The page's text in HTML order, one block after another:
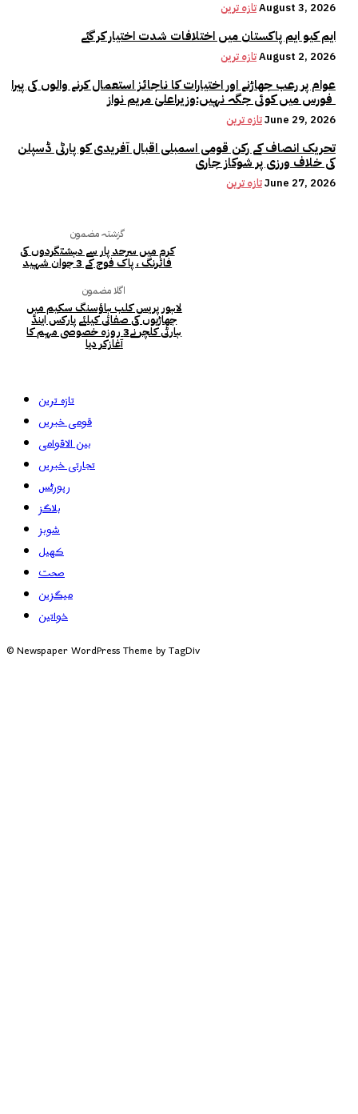
تازہ ترینAugust 3, 2026
ایم کیو ایم پاکستان میں اختلافات شدت اختیار کر گئے
تازہ ترینAugust 2, 2026
عوام پر رعب جھاڑنے اور اختیارات کا ناجائز استعمال کرنے والوں کی پیرا
تازہ ترینJune 29, 2026
تحریک انصاف کے رکن قومی اسمبلی اقبال آفریدی کو پارٹی ڈسپلن
کی خلاف ورزی پر شوکاز جاری
تازہ ترینJune 27, 2026
گزشتہ مضمون
کرم میں سرحد پار سے دہشتگردوں کی
فائرنگ ، پاک فوج کے 3 جوان شہید
اگلا مضمون
لاہور پریس کلب ہاؤسنگ سکیم میں
جھاڑیوں کی صفائی کیلئے پارکس اینڈ
ہارٹی کلچر نے3 روزہ خصوصی مہم کا
آغازکر دیا
تازہ ترین
قومی خبریں
بین الاقوامی
تجارتی خبریں
رپورٹس
بلاگز
شوبز
کھیل
صحت
میگزین
خواتین
© Newspaper WordPress Theme by TagDiv